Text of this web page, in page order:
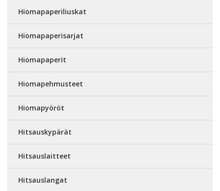
Hiomapaperiliuskat
Hiomapaperisarjat
Hiomapaperit
Hiomapehmusteet
Hiomapyöröt
Hitsauskypärät
Hitsauslaitteet
Hitsauslangat